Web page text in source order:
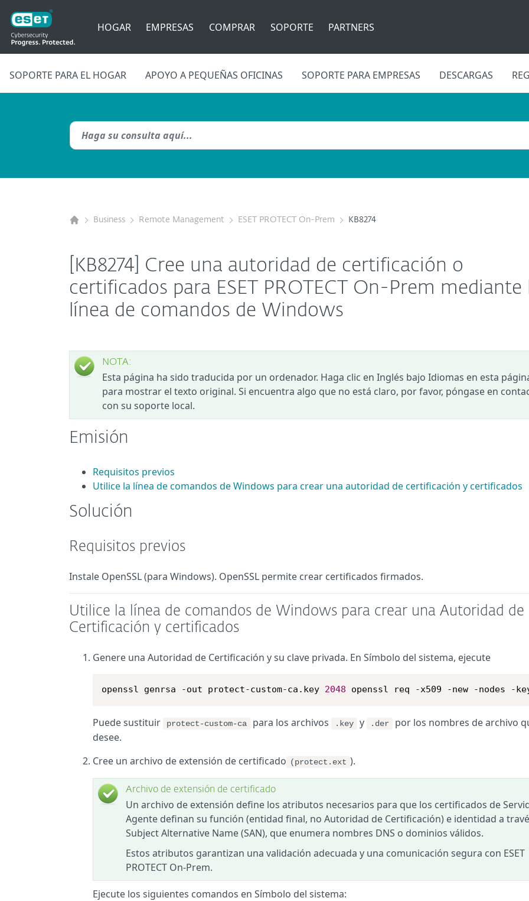
HOGAR EMPRESAS COMPRAR SOPORTE PARTNERS
SOPORTE PARA EL HOGAR APOYO A PEQUEÑAS OFICINAS SOPORTE PARA EMPRESAS DESCARGAS
Business Remote Management ESET PROTECT On-Prem KB8274
[KB8274] Cree una autoridad de certificación o
certificados para ESET PROTECT On-Prem mediante
línea de comandos de Windows
NOTA:
Esta página ha sido traducida por un ordenador. Haga clic en Inglés bajo Idiomas en esta
para mostrar el texto original. Si encuentra algo que no está claro, por favor, póngase en
con su soporte local.
Emisión
Requisitos previos
Utilice la línea de comandos de Windows para crear una autoridad de certificación y certificados
Solución
Requisitos previos
Instale OpenSSL (para Windows). OpenSSL permite crear certificados firmados.
Utilice la línea de comandos de Windows para crear una Autoridad de
Certificación y certificados
Genere una Autoridad de Certificación y su clave privada. En Símbolo del sistema, ejecute
openssl genrsa -out protect-custom-ca.key 2048 openssl req -x509 -new -nodes -
Puede sustituir protect-custom-ca para los archivos .key y .der
por los nombres de archivo
desee.
Cree un archivo de extensión de certificado (protect.ext ).
Archivo de extensión de certificado
Un archivo de extensión define los atributos necesarios para que los certificados de
Agente definan su función (entidad final, no Autoridad de Certificación) e identidad a
Subject Alternative Name (SAN), que enumera nombres DNS o dominios válidos.
Estos atributos garantizan una validación adecuada y una comunicación segura con ESET
PROTECT On-Prem.
Ejecute los siguientes comandos en Símbolo del sistema: